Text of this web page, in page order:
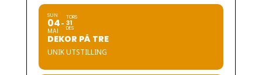
SUN
04
MAI
TORS
31
DES
DEKOR PÅ TRE
UNIK UTSTILLING